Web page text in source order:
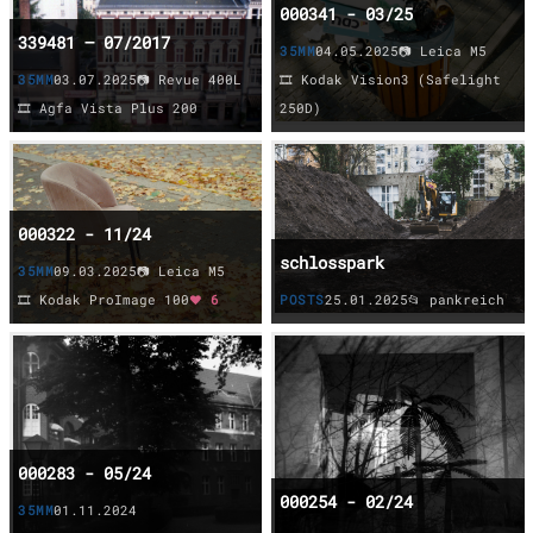
339481 – 07/2017
35MM03.07.2025📷 Revue 400L
🎞️ Agfa Vista Plus 200
000341 - 03/25
35MM04.05.2025📷 Leica M5
🎞️ Kodak Vision3 (Safelight
250D)
000322 - 11/24
35MM09.03.2025📷 Leica M5
🎞️ Kodak ProImage 100❤️ 6
schlosspark
POSTS25.01.2025📂 pankreich
000283 - 05/24
35MM01.11.2024
000254 - 02/24